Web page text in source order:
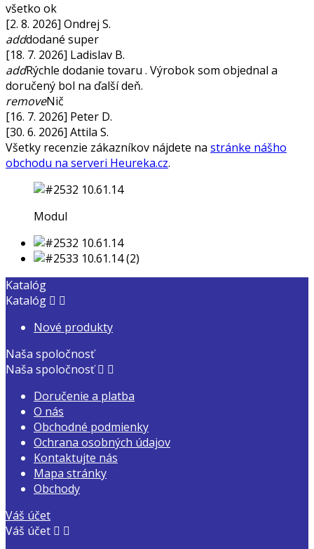
všetko ok
[2. 8. 2026] Ondrej S.
adddodané super
[18. 7. 2026] Ladislav B.
addRýchle dodanie tovaru . Výrobok som objednal a
doručený bol na ďalší deň.
removeNič
[16. 7. 2026] Peter D.
[30. 6. 2026] Attila S.
Všetky recenzie zákazníkov nájdete na stránke nášho
obchodu na serveri Heureka.cz.
Modul
Katalóg
Katalóg  
Nové produkty
Naša spoločnosť
Naša spoločnosť  
Doručenie a platba
O nás
Obchodné podmienky
Ochrana osobných údajov
Kontaktujte nás
Mapa stránky
Obchody
Váš účet
Váš účet  